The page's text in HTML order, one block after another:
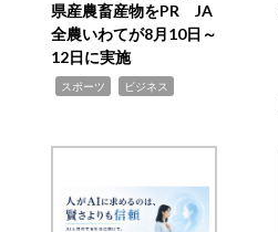
県産農畜産物をPR JA
全農いわてが8月10日～
12日に実施
スポーツ ビジネス